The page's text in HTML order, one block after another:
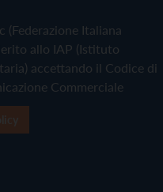
(Federazione Italiana
allo IAP (Istituto
accettando il Codice di
Commerciale